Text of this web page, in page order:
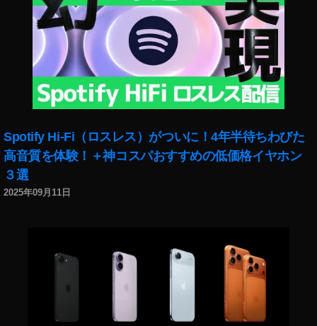
Spotify Hi-Fi（ロスレス）がついに！4年半待ちわびた
高音質を体験！＋神コスパおすすめの低価格イヤホン
３選
2025年09月11日